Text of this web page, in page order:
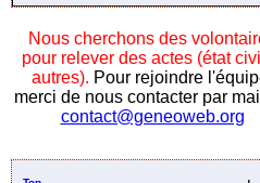
Nous cherchons des
pour relever des actes (état
autres). Pour rejoindre
merci de nous contacter par
contact@geneoweb.org